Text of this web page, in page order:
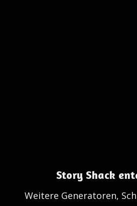
Story Shack
Weitere Generatoren,